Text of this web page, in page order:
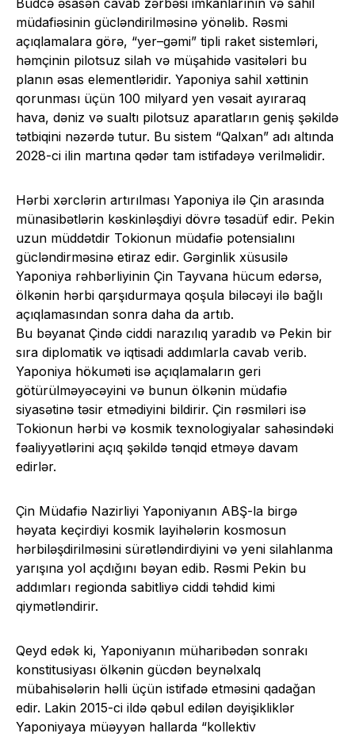
Büdcə əsasən cavab zərbəsi imkanlarının və sahil
müdafiəsinin gücləndirilməsinə yönəlib. Rəsmi
açıqlamalara görə, “yer–gəmi” tipli raket sistemləri,
həmçinin pilotsuz silah və müşahidə vasitələri bu
planın əsas elementləridir. Yaponiya sahil xəttinin
qorunması üçün 100 milyard yen vəsait ayıraraq
hava, dəniz və sualtı pilotsuz aparatların geniş şəkildə
tətbiqini nəzərdə tutur. Bu sistem “Qalxan” adı altında
2028-ci ilin martına qədər tam istifadəyə verilməlidir.
Hərbi xərclərin artırılması Yaponiya ilə Çin arasında
münasibətlərin kəskinləşdiyi dövrə təsadüf edir. Pekin
uzun müddətdir Tokionun müdafiə potensialını
gücləndirməsinə etiraz edir. Gərginlik xüsusilə
Yaponiya rəhbərliyinin Çin Tayvana hücum edərsə,
ölkənin hərbi qarşıdurmaya qoşula biləcəyi ilə bağlı
açıqlamasından sonra daha da artıb.
Bu bəyanat Çində ciddi narazılıq yaradıb və Pekin bir
sıra diplomatik və iqtisadi addımlarla cavab verib.
Yaponiya hökuməti isə açıqlamaların geri
götürülməyəcəyini və bunun ölkənin müdafiə
siyasətinə təsir etmədiyini bildirir. Çin rəsmiləri isə
Tokionun hərbi və kosmik texnologiyalar sahəsindəki
fəaliyyətlərini açıq şəkildə tənqid etməyə davam
edirlər.
Çin Müdafiə Nazirliyi Yaponiyanın ABŞ-la birgə
həyata keçirdiyi kosmik layihələrin kosmosun
hərbiləşdirilməsini sürətləndirdiyini və yeni silahlanma
yarışına yol açdığını bəyan edib. Rəsmi Pekin bu
addımları regionda sabitliyə ciddi təhdid kimi
qiymətləndirir.
Qeyd edək ki, Yaponiyanın müharibədən sonrakı
konstitusiyası ölkənin gücdən beynəlxalq
mübahisələrin həlli üçün istifadə etməsini qadağan
edir. Lakin 2015-ci ildə qəbul edilən dəyişikliklər
Yaponiyaya müəyyən hallarda “kollektiv